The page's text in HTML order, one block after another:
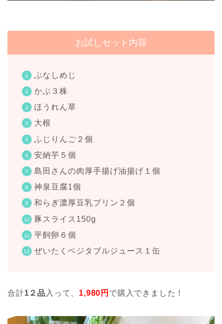
お試しセット内容
ぶなしめじ
かぶ３株
ほうれん草
大根
ふじりんご２個
安納芋５個
島田さんの肉厚手揚げ油揚げ１個
神泉豆腐1個
和らぎ濃厚豆乳プリン２個
豚スライス150g
平飼卵６個
ぜいたくベジタブルジュース１缶
合計1２品 入って、 1,980 円 で購入できました！